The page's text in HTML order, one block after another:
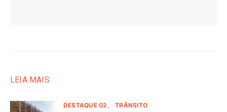
LEIA MAIS
DESTAQUE 02 TRÂNSITO